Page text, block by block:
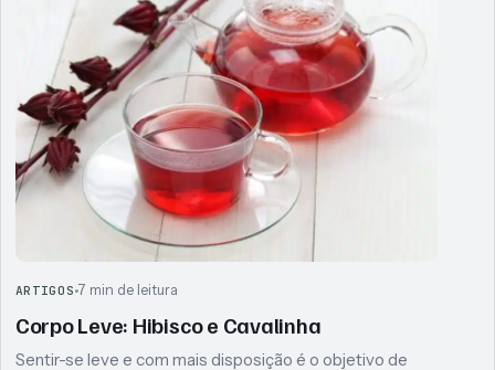
ARTIGOS 7 min de leitura
Corpo Leve: Hibisco e Cavalinha
Sentir-se leve e com mais disposição é o objetivo de